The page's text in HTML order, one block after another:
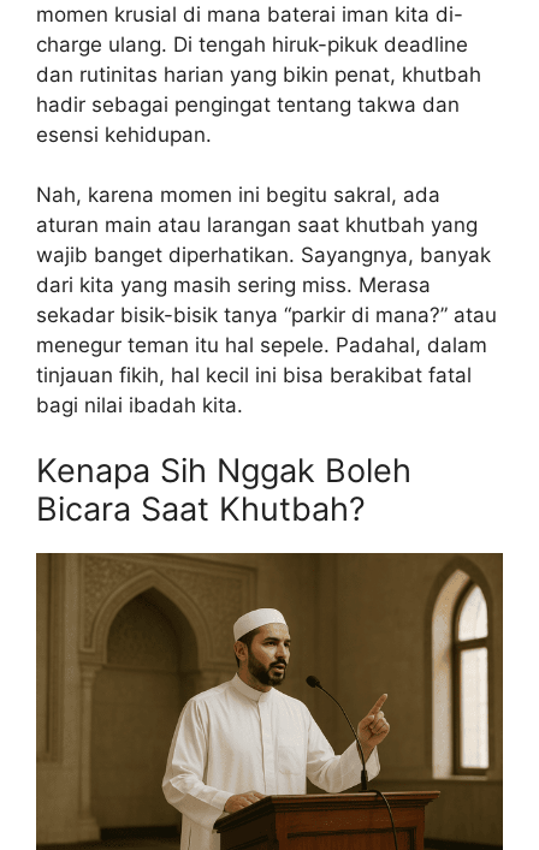
momen krusial di mana baterai iman kita di-
charge ulang. Di tengah hiruk-pikuk deadline
dan rutinitas harian yang bikin penat, khutbah
hadir sebagai pengingat tentang takwa dan
esensi kehidupan.
Nah, karena momen ini begitu sakral, ada
aturan main atau larangan saat khutbah yang
wajib banget diperhatikan. Sayangnya, banyak
dari kita yang masih sering miss. Merasa
sekadar bisik-bisik tanya “parkir di mana?” atau
menegur teman itu hal sepele. Padahal, dalam
tinjauan fikih, hal kecil ini bisa berakibat fatal
bagi nilai ibadah kita.
Kenapa Sih Nggak Boleh
Bicara Saat Khutbah?